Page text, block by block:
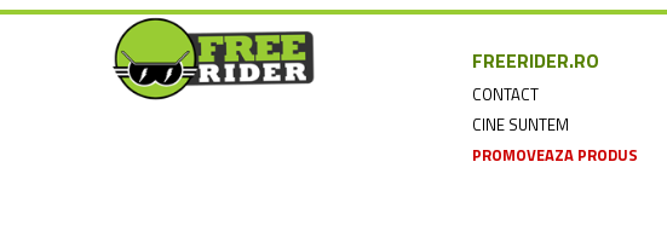
FREERIDER.RO
CONTACT
CINE SUNTEM
PROMOVEAZA PRODUS